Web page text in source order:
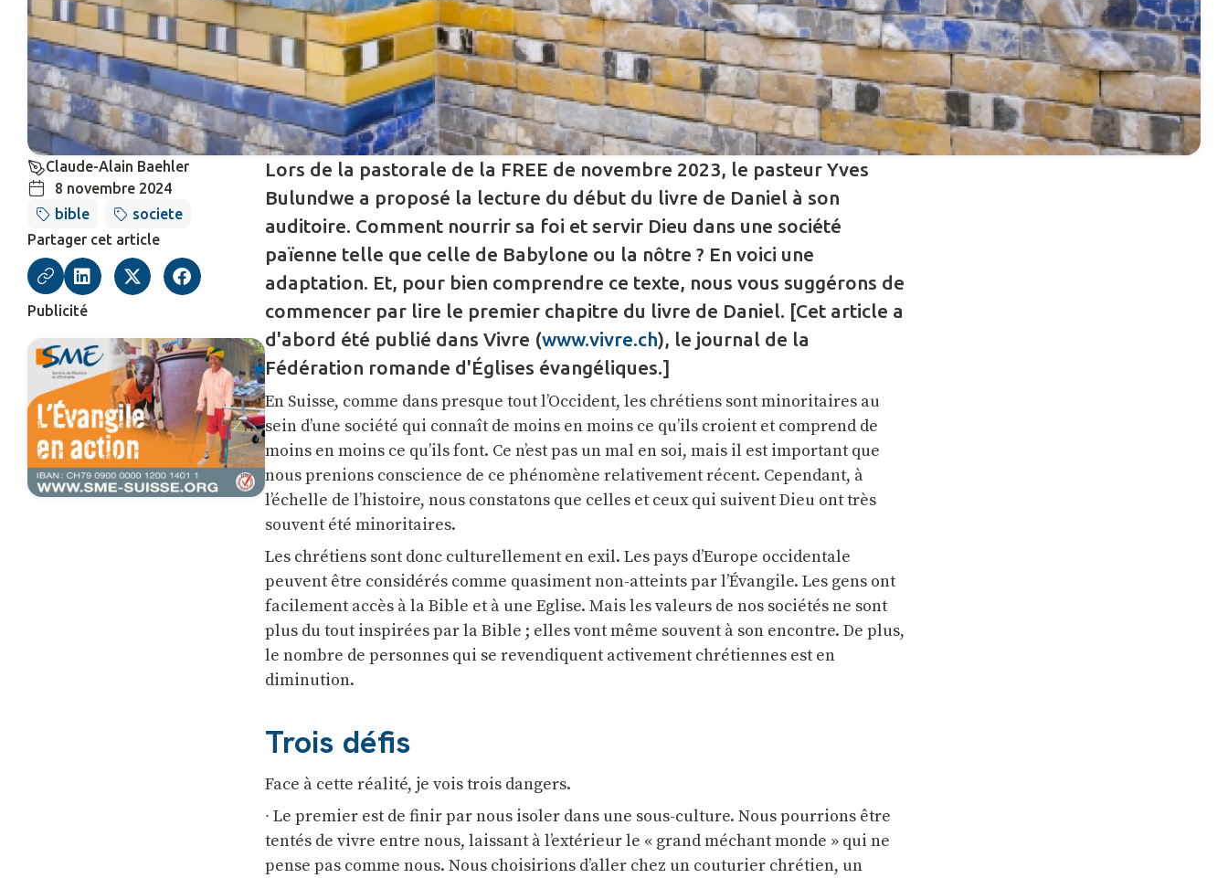
Claude-Alain Baehler
8 novembre 2024
bible
societe
Partager cet article
Publicité
Lors de la pastorale de la FREE de novembre 2023, le pasteur Yves
Bulundwe a proposé la lecture du début du livre de Daniel à son
auditoire. Comment nourrir sa foi et servir Dieu dans une société
païenne telle que celle de Babylone ou la nôtre ? En voici une
adaptation. Et, pour bien comprendre ce texte, nous vous suggérons de
commencer par lire le premier chapitre du livre de Daniel. [Cet article a
d'abord été publié dans Vivre (www.vivre.ch), le journal de la
Fédération romande d'Églises évangéliques.]
En Suisse, comme dans presque tout l’Occident, les chrétiens sont minoritaires au
sein d’une société qui connaît de moins en moins ce qu’ils croient et comprend de
moins en moins ce qu’ils font. Ce n’est pas un mal en soi, mais il est important que
nous prenions conscience de ce phénomène relativement récent. Cependant, à
l’échelle de l’histoire, nous constatons que celles et ceux qui suivent Dieu ont très
souvent été minoritaires.
Les chrétiens sont donc culturellement en exil. Les pays d’Europe occidentale
peuvent être considérés comme quasiment non-atteints par l’Évangile. Les gens ont
facilement accès à la Bible et à une Eglise. Mais les valeurs de nos sociétés ne sont
plus du tout inspirées par la Bible ; elles vont même souvent à son encontre. De plus,
le nombre de personnes qui se revendiquent activement chrétiennes est en
diminution.
Trois défis
Face à cette réalité, je vois trois dangers.
∙ Le premier est de finir par nous isoler dans une sous-culture. Nous pourrions être
tentés de vivre entre nous, laissant à l’extérieur le « grand méchant monde » qui ne
pense pas comme nous. Nous choisirions d’aller chez un couturier chrétien, un